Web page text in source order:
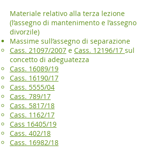
Materiale relativo alla terza lezione
(l’assegno di mantenimento e l’assegno
divorzile)
Massime sull’assegno di separazione
Cass. 21097/2007 e Cass. 12196/17 sul
concetto di adeguatezza
Cass. 16089/19
Cass. 16190/17
Cass. 5555/04
Cass. 789/17
Cass. 5817/18
Cass. 1162/17
Cass 16405/19
Cass. 402/18
Cass. 16982/18